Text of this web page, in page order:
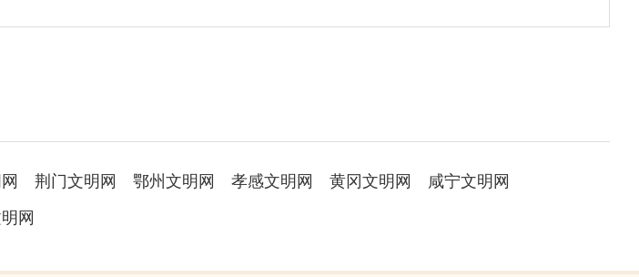
荆门文明网 鄂州文明网 孝感文明网 黄冈文明网
咸宁文明网
网